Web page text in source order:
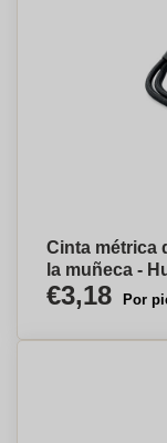
Cinta métrica
la muñeca -
€3,18 Por